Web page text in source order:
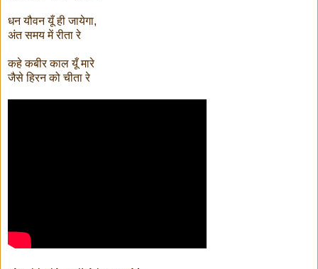
धन यौवन यूँ ही जायेगा,
अंत समय में रीता रे
कहे कबीर काल यूँ मारे
जैसे हिरन को चीता रे